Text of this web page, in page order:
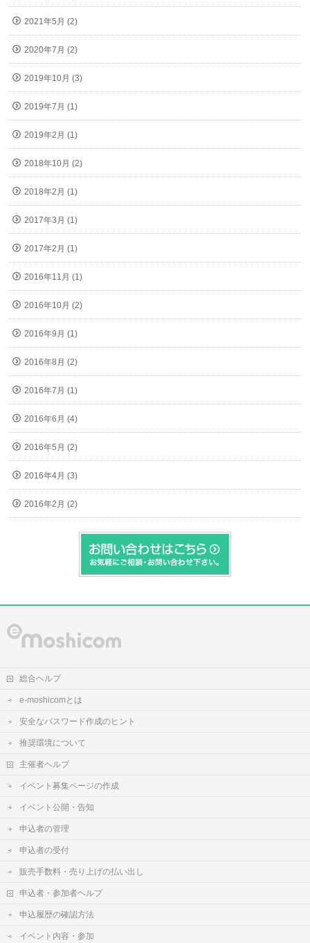
2021年5月 (2)
2020年7月 (2)
2019年10月 (3)
2019年7月 (1)
2019年2月 (1)
2018年10月 (2)
2018年2月 (1)
2017年3月 (1)
2017年2月 (1)
2016年11月 (1)
2016年10月 (2)
2016年9月 (1)
2016年8月 (2)
2016年7月 (1)
2016年6月 (4)
2016年5月 (2)
2016年4月 (3)
2016年2月 (2)
総合ヘルプ
e-moshicomとは
安全なパスワード作成のヒント
推奨環境について
主催者ヘルプ
イベント募集ページの作成
イベント公開・告知
申込者の管理
申込者の受付
販売手数料・売り上げの払い出し
申込者・参加者ヘルプ
申込履歴の確認方法
イベント内容・参加